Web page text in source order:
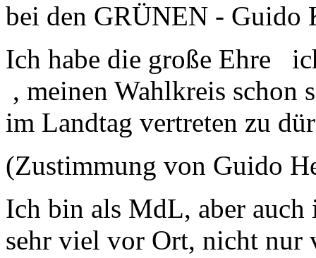
bei den GRÜNEN - Guido
Ich habe die große Ehre
, meinen Wahlkreis schon
im Landtag vertreten zu
(Zustimmung von Guido
Ich bin als MdL, aber
sehr viel vor Ort, nicht nur